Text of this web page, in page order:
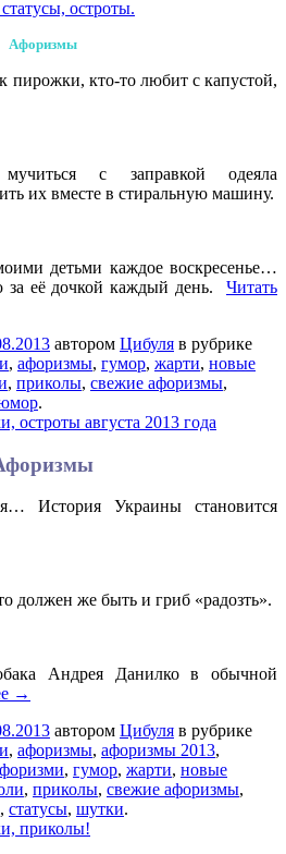
остроты.
Афоризмы
кто-то любит с капустой,
с заправкой одеяла
их вместе в стиральную машину.
детьми каждое воскресенье…
за её дочкой каждый день. Читать
автором Цибуля в рубрике
, афоризмы, гумор, жарти, новые
, приколы, свежие афоризмы,
.
остроты августа 2013 года
История Украины становится
должен же быть и гриб «радозть».
Андрея Данилко в обычной
→
автором Цибуля в рубрике
, афоризмы, афоризмы 2013,
, гумор, жарти, новые
, приколы, свежие афоризмы,
, статусы, шутки.
приколы!